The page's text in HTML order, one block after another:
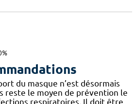
du masque n’est désormais
reste le moyen de prévention le
respiratoires. Il doit être